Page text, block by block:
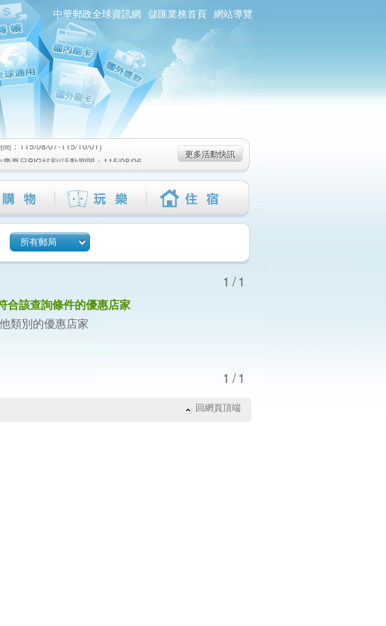
中華郵政全球資訊網 儲匯業務首頁 網站導覽
：115/08/07-115/10/01)
慶夏日BIG好刷(活動期間：115/08/06-
禮(活動期間：115/08/06-115/09/02)
：115/08/07-115/10/01)
夏日BIG好刷(活動期間：115/08/06-
禮(活動期間：115/08/06-115/09/02)
更多活動快訊
所有郵局
1/1
合該查詢條件的優惠店家
類別的優惠店家
1/1
回網頁頂端